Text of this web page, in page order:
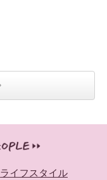
ライフスタイル